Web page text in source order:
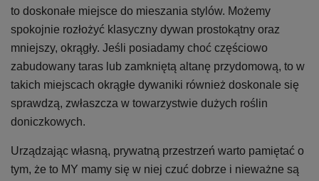
to doskonałe miejsce do mieszania stylów. Możemy
spokojnie rozłożyć klasyczny dywan prostokątny oraz
mniejszy, okrągły. Jeśli posiadamy choć częściowo
zabudowany taras lub zamkniętą altanę przydomową, to w
takich miejscach okrągłe dywaniki również doskonale się
sprawdzą, zwłaszcza w towarzystwie dużych roślin
doniczkowych.
Urządzając własną, prywatną przestrzeń warto pamiętać o
tym, że to MY mamy się w niej czuć dobrze i nieważne są